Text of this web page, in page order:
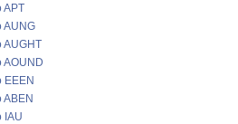
APT
AUNG
AUGHT
AOUND
EEEN
ABEN
IAU